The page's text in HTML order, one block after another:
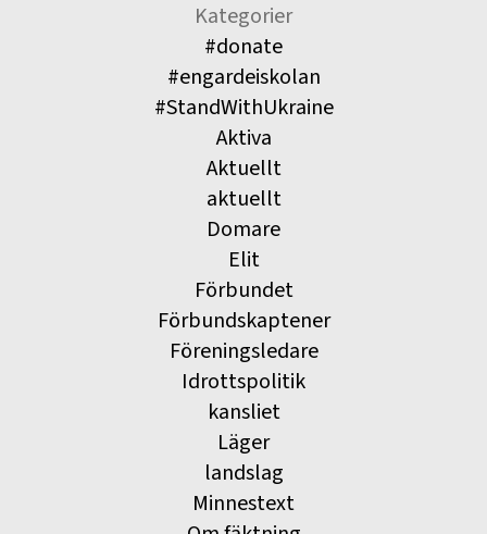
Kategorier
#donate
#engardeiskolan
#StandWithUkraine
Aktiva
Aktuellt
aktuellt
Domare
Elit
Förbundet
Förbundskaptener
Föreningsledare
Idrottspolitik
kansliet
Läger
landslag
Minnestext